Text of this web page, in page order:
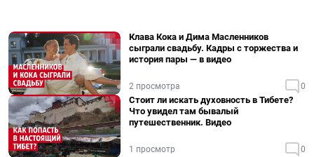
Клава Кока и Дима Масленников
сыграли свадьбу. Кадры с торжества и
история пары — в видео
2 просмотра 0
Стоит ли искать духовность в Тибете?
Что увидел там бывалый
путешественник. Видео
1 просмотр 0